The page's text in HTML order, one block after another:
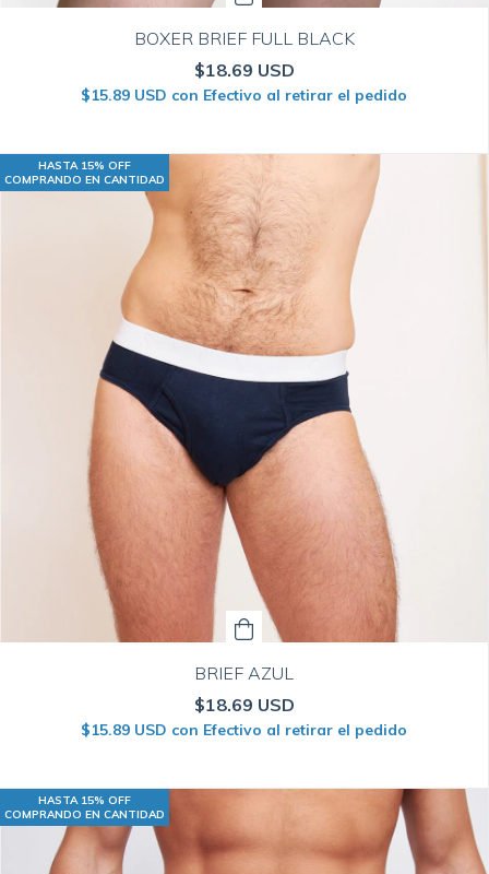
BOXER BRIEF FULL BLACK
$18.69 USD
$15.89 USD con Efectivo al retirar el pedido
HASTA 15% OFF
COMPRANDO EN CANTIDAD
BRIEF AZUL
$18.69 USD
$15.89 USD con Efectivo al retirar el pedido
HASTA 15% OFF
COMPRANDO EN CANTIDAD